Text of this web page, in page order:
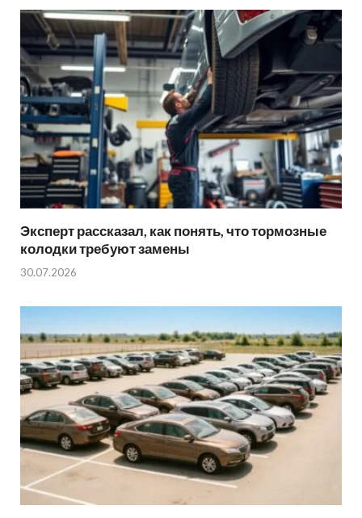
Эксперт рассказал, как понять, что тормозные
колодки требуют замены
30.07.2026